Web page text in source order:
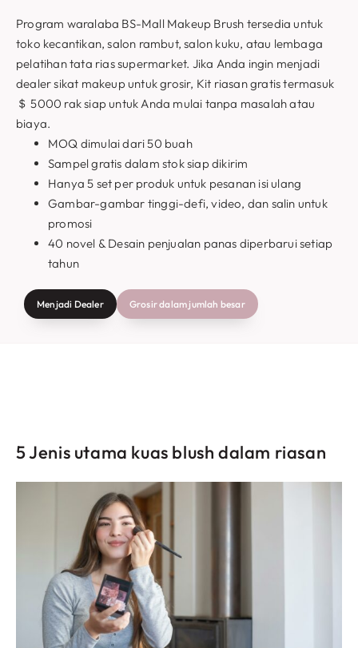
Program waralaba BS-Mall Makeup Brush tersedia untuk
toko kecantikan, salon rambut, salon kuku, atau lembaga
pelatihan tata rias supermarket. Jika Anda ingin menjadi
dealer sikat makeup untuk grosir, Kit riasan gratis termasuk
＄ 5000 rak siap untuk Anda mulai tanpa masalah atau
biaya.
MOQ dimulai dari 50 buah
Sampel gratis dalam stok siap dikirim
Hanya 5 set per produk untuk pesanan isi ulang
Gambar-gambar tinggi-defi, video, dan salin untuk
promosi
40 novel & Desain penjualan panas diperbarui setiap
tahun
Menjadi Dealer Grosir dalam jumlah besar
5 Jenis utama kuas blush dalam riasan